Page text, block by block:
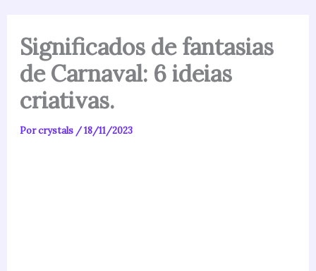
Significados de fantasias
de Carnaval: 6 ideias
criativas.
Porcrystals /18/11/2023